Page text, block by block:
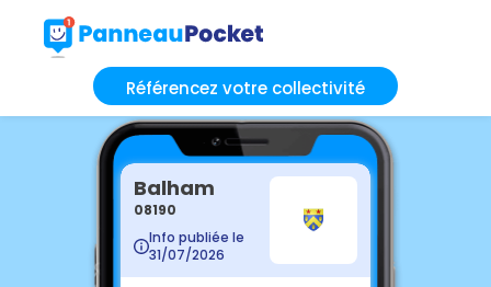
Référencez votre collectivité
Balham
08190
Info publiée le
31/07/2026